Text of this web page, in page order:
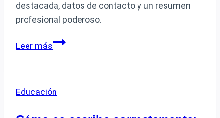
destacada, datos de contacto y un resumen
profesional poderoso.
Leer másQué
en
Educación